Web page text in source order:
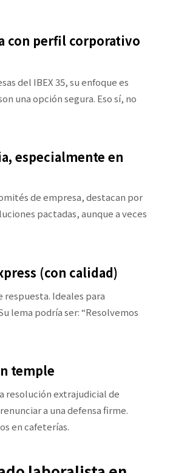
con perfil corporativo
del IBEX 35, su enfoque es
una opción segura. Eso sí, no
especialmente en
de empresa, destacan por
pactadas, aunque a veces
(con calidad)
Ideales para
lema podría ser: “Resolvemos
temple
resolución extrajudicial de
a una defensa firme.
en cafeterías.